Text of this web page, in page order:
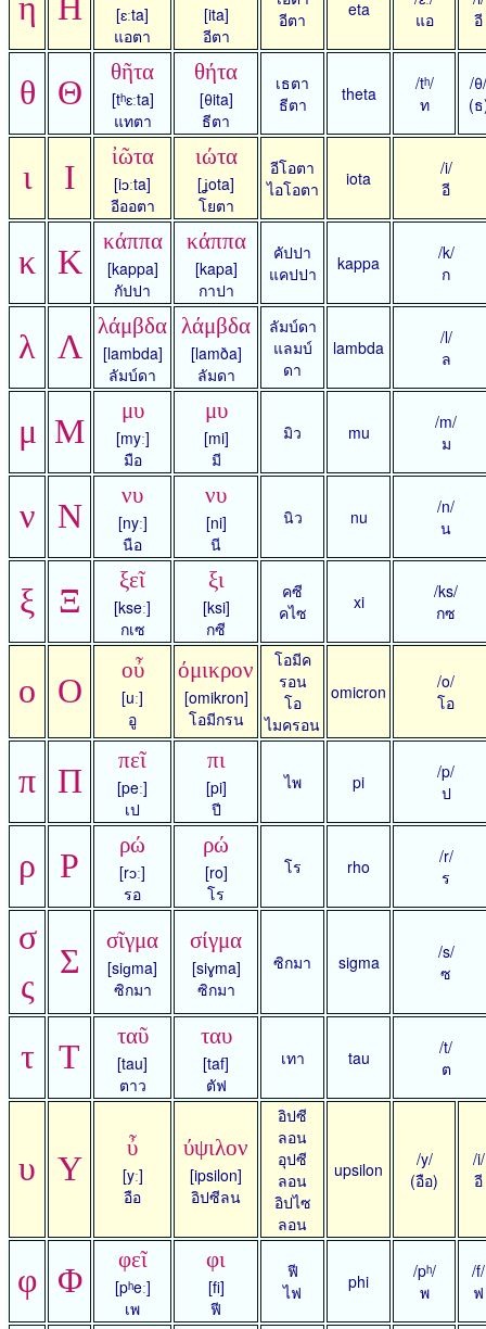
[ɛːta]
แอตา
[ita]
อีตา
อีตา
eta
แอ
อี
θ Θ
θῆτα
[tʰɛːta]
แทตา
θήτα
[θita]
ธีตา
เธตา
ธีตา
theta
/tʰ/
ท
/θ/
(
ι Ι
ἰῶτα
[iɔːta]
อีออตา
ιώτα
[ʝota]
โยตา
อีโอตา
ไอโอตา
iota
/i/
อี
κ Κ
κάππα
[kappa]
กัปปา
κάππα
[kapa]
กาปา
คัปปา
แคปปา
kappa
/k/
ก
λ Λ
λάμβδα
[lambda]
ลัมบ์ดา
λάμβδα
[lamða]
ลัมดา
ลัมบ์ดา
แลมบ์
ดา
lambda
/l/
ล
μ Μ
μυ
[myː]
มือ
μυ
[mi]
มี
มิว mu
/m/
ม
ν Ν
νυ
[nyː]
นือ
νυ
[ni]
นี
นิว nu
/n/
น
ξ Ξ
ξεῖ
[kseː]
กเซ
ξι
[ksi]
กซี
คซี
คไซ
xi
/ks/
กซ
ο Ο
οὖ
[uː]
อู
όμικρον
[omikron]
โอมีกรน
โอมีค
รอน
โอ
ไมครอน
omicron
/o/
โอ
π Π
πεῖ
[peː]
เป
πι
[pi]
ปี
ไพ pi
/p/
ป
ρ Ρ
ρώ
[rɔː]
รอ
ρώ
[ro]
โร
โร rho
/r/
ร
σ
ς
Σ
σῖγμα
[siɡma]
ซิกมา
σίγμα
[siɣma]
ซิกมา
ซิกมา sigma
/s/
ซ
τ Τ
ταῦ
[tau]
ตาว
ταυ
[taf]
ตัฟ
เทา tau
/t/
ต
υ Υ
ὖ
[yː]
อือ
ύψιλον
[ipsilon]
อิปซีลน
อิปซี
ลอน
อุปซี
ลอน
อิปไซ
ลอน
upsilon
/y/
(อือ)
/i/
อี
φ Φ
φεῖ
[pʰeː]
เพ
φι
[fi]
ฟี
ฟี
ไฟ
phi
/pʰ/
พ
/f/
ฟ